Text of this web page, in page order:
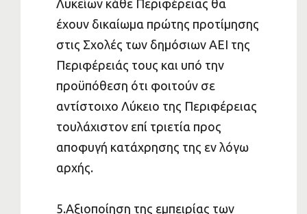
Λυκείων κάθε Περιφέρειας θα
έχουν δικαίωμα πρώτης προτίμησης
στις Σχολές των δημόσιων ΑΕΙ της
Περιφέρειάς τους και υπό την
προϋπόθεση ότι φοιτούν σε
αντίστοιχο Λύκειο της Περιφέρειας
τουλάχιστον επί τριετία προς
αποφυγή κατάχρησης της εν λόγω
αρχής.
5.Αξιοποίηση της εμπειρίας των